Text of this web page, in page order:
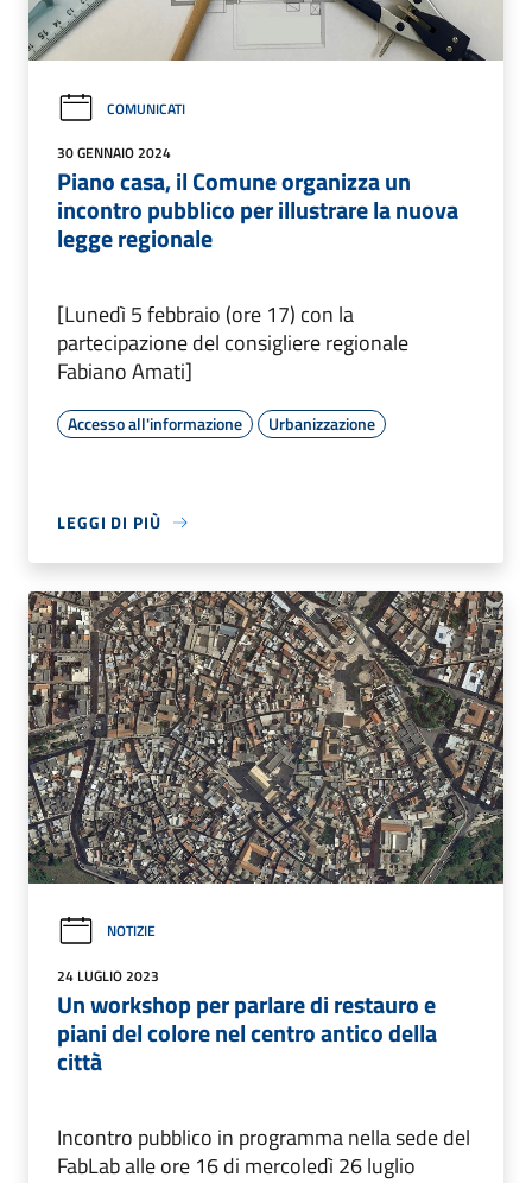
COMUNICATI
30 GENNAIO 2024
Piano casa, il Comune organizza un
incontro pubblico per illustrare la nuova
legge regionale
[Lunedì 5 febbraio (ore 17) con la
partecipazione del consigliere regionale
Fabiano Amati]
Accesso all'informazione Urbanizzazione
LEGGI DI PIÙ
NOTIZIE
24 LUGLIO 2023
Un workshop per parlare di restauro e
piani del colore nel centro antico della
città
Incontro pubblico in programma nella sede del
FabLab alle ore 16 di mercoledì 26 luglio